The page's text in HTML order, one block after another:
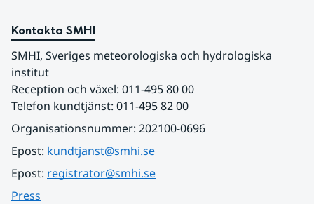
Kontakta SMHI
SMHI, Sveriges meteorologiska och hydrologiska
institut
Reception och växel: 011-495 80 00
Telefon kundtjänst: 011-495 82 00
Organisationsnummer: 202100-0696
Epost: kundtjanst@smhi.se
Epost: registrator@smhi.se
Press